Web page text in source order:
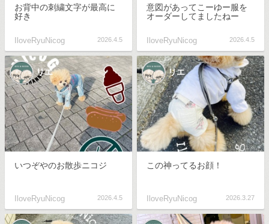
お背中の刺繍文字が最高に
好き
IloveRyuNicog 2026.4.5
意図があってこーゆー服を
オーダーしてましたねー
IloveRyuNicog 2026.4.5
リエ
いつぞやのお散歩ニコジ
IloveRyuNicog 2026.4.5
リエ
この神ってるお顔！
IloveRyuNicog 2026.3.27